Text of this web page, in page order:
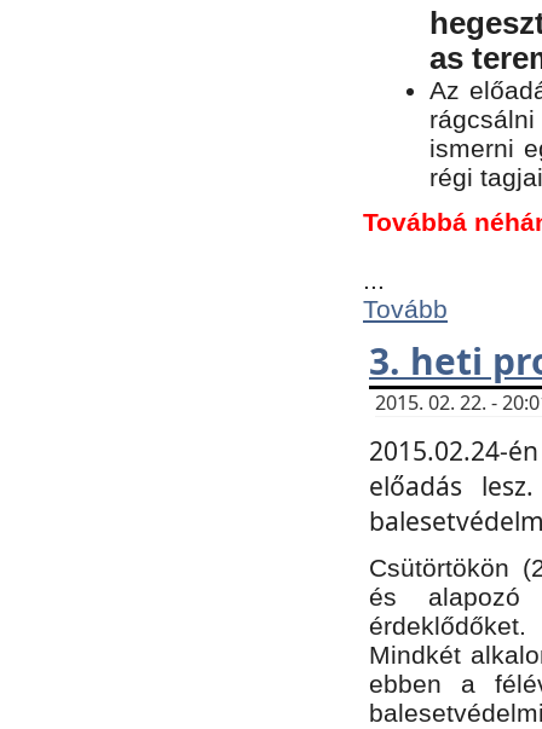
as
Az
ismerni
régi
Továbbá
...
Tovább
3. heti
2015. 02. 22. -
2015.02.24-
előadás
Csütörtökön
és alapozó
érdeklődőket.
Mindkét
ebben a